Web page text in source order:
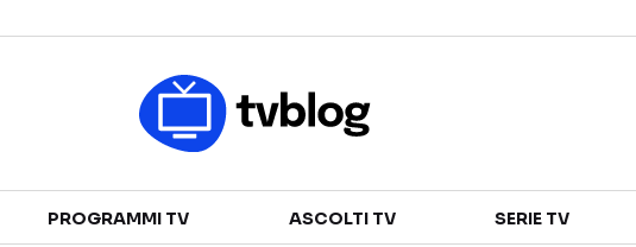
PROGRAMMI TV ASCOLTI TV SERIE TV